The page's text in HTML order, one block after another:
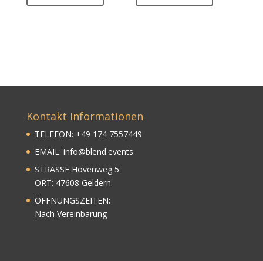
Kontakt Informationen
TELEFON: +49 174 7557449
EMAIL: info@blend.events
STRASSE Hovenweg 5
ORT: 47608 Geldern
ÖFFNUNGSZEITEN:
Nach Vereinbarung